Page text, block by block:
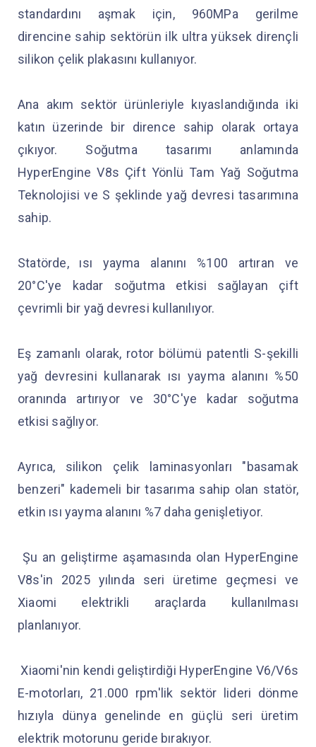
standardını aşmak için, 960MPa gerilme
direncine sahip sektörün ilk ultra yüksek dirençli
silikon çelik plakasını kullanıyor.
Ana akım sektör ürünleriyle kıyaslandığında iki
katın üzerinde bir dirence sahip olarak ortaya
çıkıyor. Soğutma tasarımı anlamında
HyperEngine V8s Çift Yönlü Tam Yağ Soğutma
Teknolojisi ve S şeklinde yağ devresi tasarımına
sahip.
Statörde, ısı yayma alanını %100 artıran ve
20°C'ye kadar soğutma etkisi sağlayan çift
çevrimli bir yağ devresi kullanılıyor.
Eş zamanlı olarak, rotor bölümü patentli S-şekilli
yağ devresini kullanarak ısı yayma alanını %50
oranında artırıyor ve 30°C'ye kadar soğutma
etkisi sağlıyor.
Ayrıca, silikon çelik laminasyonları "basamak
benzeri" kademeli bir tasarıma sahip olan statör,
etkin ısı yayma alanını %7 daha genişletiyor.
Şu an geliştirme aşamasında olan HyperEngine
V8s'in 2025 yılında seri üretime geçmesi ve
Xiaomi elektrikli araçlarda kullanılması
planlanıyor.
Xiaomi'nin kendi geliştirdiği HyperEngine V6/V6s
E-motorları, 21.000 rpm'lik sektör lideri dönme
hızıyla dünya genelinde en güçlü seri üretim
elektrik motorunu geride bırakıyor.